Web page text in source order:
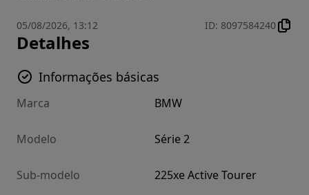
05/08/2026, 13:12 ID: 8097584240
Detalhes
Informações básicas
Marca BMW
Modelo Série 2
Sub-modelo 225xe Active Tourer